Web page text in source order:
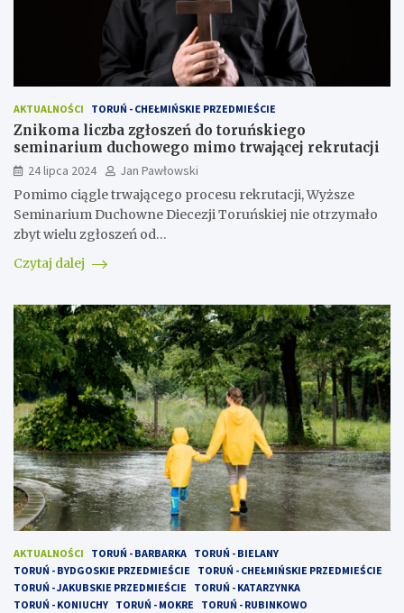
AKTUALNOŚCI TORUŃ - CHEŁMIŃSKIE PRZEDMIEŚCIE
Znikoma liczba zgłoszeń do toruńskiego
seminarium duchowego mimo trwającej rekrutacji
24 lipca 2024
Jan Pawłowski
Pomimo ciągle trwającego procesu rekrutacji, Wyższe
Seminarium Duchowne Diecezji Toruńskiej nie otrzymało
zbyt wielu zgłoszeń od…
Czytaj dalej
AKTUALNOŚCI TORUŃ - BARBARKA TORUŃ - BIELANY
TORUŃ - BYDGOSKIE PRZEDMIEŚCIE
TORUŃ - CHEŁMIŃSKIE PRZEDMIEŚCIE
TORUŃ - JAKUBSKIE PRZEDMIEŚCIE
TORUŃ - KATARZYNKA
TORUŃ - KONIUCHY TORUŃ - MOKRE
TORUŃ - RUBINKOWO